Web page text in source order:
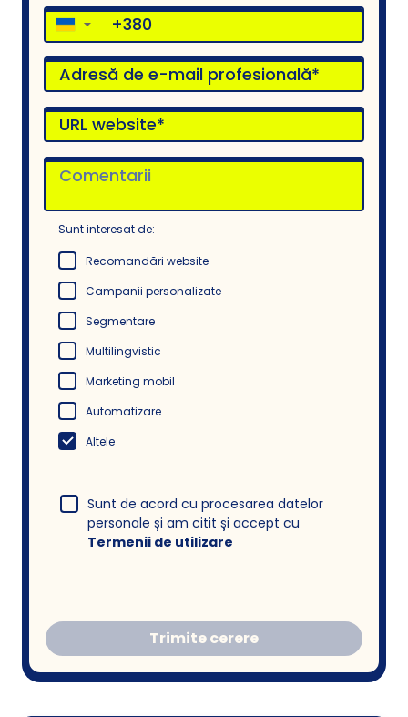
▼
Sunt interesat de:
Recomandări website
Campanii personalizate
Segmentare
Multilingvistic
Marketing mobil
Automatizare
Altele
Sunt de acord cu procesarea datelor
personale și am citit și accept cu
Termenii de utilizare
Trimite cerere